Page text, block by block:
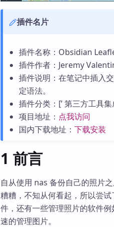
插件名片
插件名称：Obsidian
插件作者：Jeremy
插件说明：在笔记中插入
定语法。
插件分类：[’ 第三方工具集
项目地址： 点我访问
国内下载地址： 下载安装
1 前言
自从使用 nas 备份自己的照片
糟糟，不知从何看起，所以尝
件，还有一些管理照片的软件
速的管理图片。